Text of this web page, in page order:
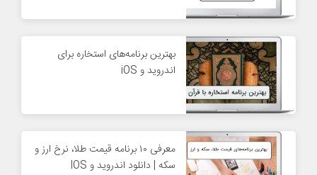
بهترین برنامه‌های استخاره برای
اندروید و iOS
معرفی ۱۰ برنامه قیمت طلا، نرخ ارز و
سکه | دانلود اندروید و IOS